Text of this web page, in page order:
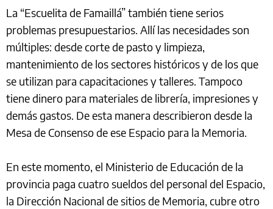
La “Escuelita de Famaillá” también tiene serios
problemas presupuestarios. Allí las necesidades son
múltiples: desde corte de pasto y limpieza,
mantenimiento de los sectores históricos y de los que
se utilizan para capacitaciones y talleres. Tampoco
tiene dinero para materiales de librería, impresiones y
demás gastos. De esta manera describieron desde la
Mesa de Consenso de ese Espacio para la Memoria.
En este momento, el Ministerio de Educación de la
provincia paga cuatro sueldos del personal del Espacio,
la Dirección Nacional de sitios de Memoria, cubre otro